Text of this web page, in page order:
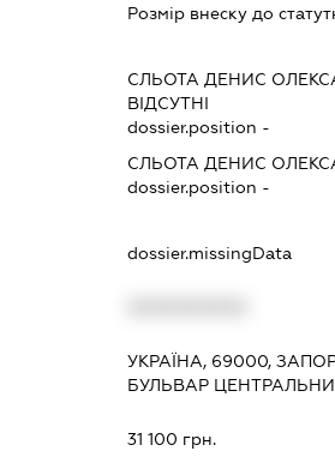
Розмір внеску до
СЛЬОТА ДЕНИС
ВІДСУТНІ
dossier.position -
СЛЬОТА ДЕНИС
dossier.position -
dossier.missingData
УКРАЇНА, 69000,
БУЛЬВАР
31 100 грн.